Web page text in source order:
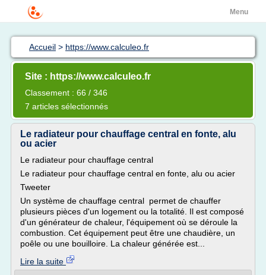
Menu
Accueil > https://www.calculeo.fr
Site : https://www.calculeo.fr
Classement : 66 / 346
7 articles sélectionnés
Le radiateur pour chauffage central en fonte, alu
ou acier
Le radiateur pour chauffage central
Le radiateur pour chauffage central en fonte, alu ou acier
Tweeter
Un système de chauffage central permet de chauffer
plusieurs pièces d'un logement ou la totalité. Il est composé
d'un générateur de chaleur, l'équipement où se déroule la
combustion. Cet équipement peut être une chaudière, un
poêle ou une bouilloire. La chaleur générée est...
Lire la suite